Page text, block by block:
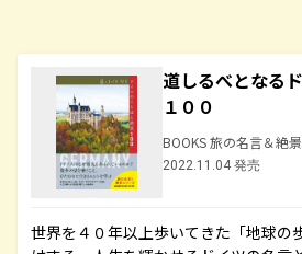
道しるべとなる
１００
BOOKS 旅の名言＆絶景
2022.11.04 発売
世界を４０年以上歩いてきた「地球の